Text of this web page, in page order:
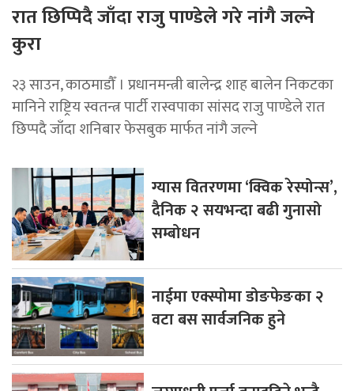
रात छिप्पिदै जाँदा राजु पाण्डेले गरे नांगै जल्ने
कुरा
२३ साउन, काठमाडौँ । प्रधानमन्त्री बालेन्द्र शाह बालेन निकटका
मानिने राष्ट्रिय स्वतन्त्र पार्टी रास्वपाका सांसद राजु पाण्डेले रात
छिप्पदै जाँदा शनिबार फेसबुक मार्फत नांगै जल्ने
ग्यास वितरणमा ‘क्विक रेस्पोन्स’,
दैनिक २ सयभन्दा बढी गुनासो
सम्बोधन
नाईमा एक्स्पोमा डोङफेङका २
वटा बस सार्वजनिक हुने